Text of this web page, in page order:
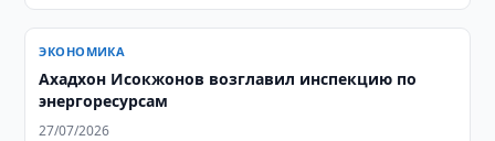
ЭКОНОМИКА
Ахадхон Исокжонов возглавил инспекцию по
энергоресурсам
27/07/2026